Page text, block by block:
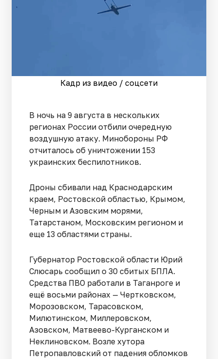
Кадр из видео / соцсети
В ночь на 9 августа в нескольких
регионах России отбили очередную
воздушную атаку. Минобороны РФ
отчиталось об уничтожении 153
украинских беспилотников.
Дроны сбивали над Краснодарским
краем, Ростовской областью, Крымом,
Черным и Азовским морями,
Татарстаном, Московским регионом и
еще 13 областями страны.
Губернатор Ростовской области Юрий
Слюсарь сообщил о 30 сбитых БПЛА.
Средства ПВО работали в Таганроге и
ещё восьми районах — Чертковском,
Морозовском, Тарасовском,
Милютинском, Миллеровском,
Азовском, Матвеево-Курганском и
Неклиновском. Возле хутора
Петропавловский от падения обломков